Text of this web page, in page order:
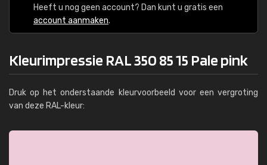
Heeft u nog geen account? Dan kunt u gratis een
account aanmaken.
Kleurimpressie RAL 350 85 15 Pale pink
Druk op het onderstaande kleurvoorbeeld voor een vergroting
van deze RAL-kleur: